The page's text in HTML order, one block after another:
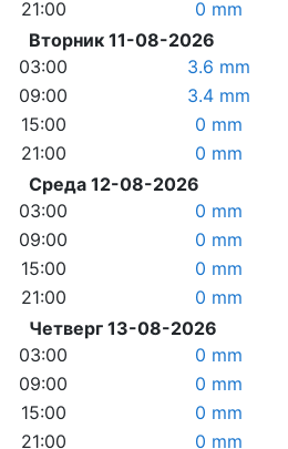
21:00
0 mm
Вторник 11-08-2026
03:00
3.6 mm
09:00
3.4 mm
15:00
0 mm
21:00
0 mm
Среда 12-08-2026
03:00
0 mm
09:00
0 mm
15:00
0 mm
21:00
0 mm
Четверг 13-08-2026
03:00
0 mm
09:00
0 mm
15:00
0 mm
21:00
0 mm